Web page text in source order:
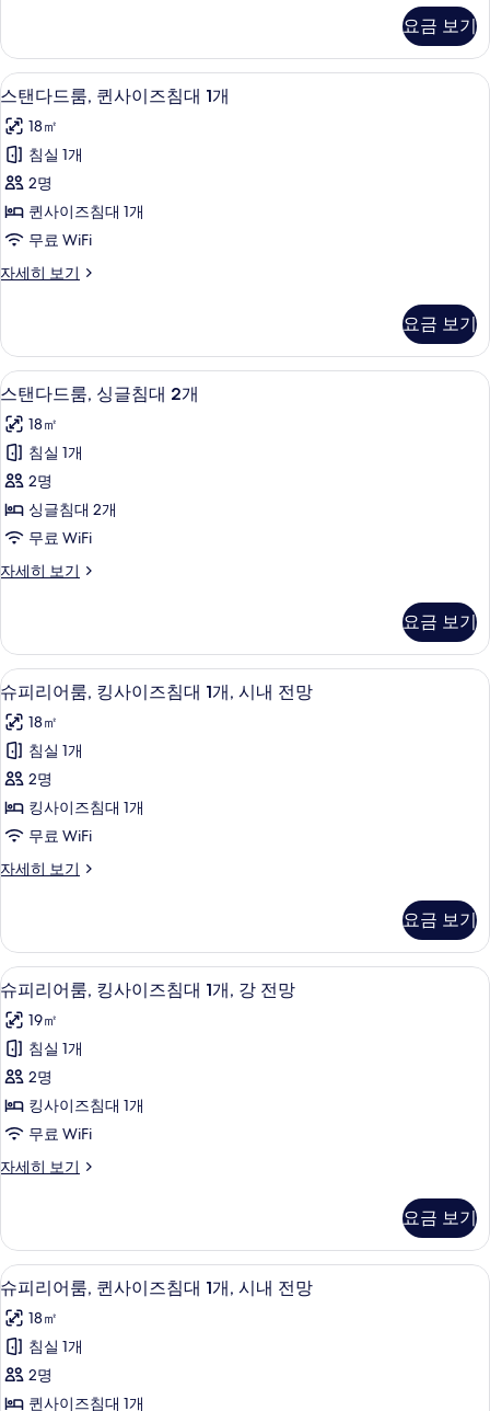
두
보
기
히
보
기
침
대
1
개
사
진
모
두
보
룸,
킹
사
즈
침
대
개
자
세
히
요금 보기
스
탠
다
드
룸,
퀸
이
침
대
1
개
사
진
모
두
보
스탠다드룸, 퀸사이즈침대 1개 | 객실
9
스탠다드룸, 퀸사이즈침대 1개
18㎡
침실 1개
2명
퀸사이즈침대 1개
무료 WiFi
자세히 보기
스
룸,
퀸
사
즈
침
대
개
자
세
히
요금 보기
스
탠
다
드
룸,
싱
침
2
개
사
진
모
두
보
기
스탠다드룸, 싱글침대 2개 | 객실 내
10
스탠다드룸, 싱글침대 2개
18㎡
침실 1개
2명
싱글침대 2개
무료 WiFi
자세히 보기
스
룸,
싱
글
침
대
2
개
자
세
히
보
기
요금 보기
슈
피
리
어
룸,
킹
이
침
대
1
개,
시
내
전
망
사
두
보
기
객실 내 금고, 책상, 방음 설비, 다리미/
10
슈피리어룸, 킹사이즈침대 1개, 시내 전망
18㎡
침실 1개
2명
킹사이즈침대 1개
무료 WiFi
자세히 보기
슈
룸,
킹
사
이
즈
침
대
개,
시
내
전
히
보
기
요금 보기
슈
피
리
어
룸,
킹
이
침
대
1
개,
강
전
망
슈피리어룸, 킹사이즈침대 1개, 강 전
12
슈피리어룸, 킹사이즈침대 1개, 강 전망
19㎡
침실 1개
2명
킹사이즈침대 1개
무료 WiFi
자세히 보기
슈
룸,
킹
사
이
즈
침
대
개,
요금 보기
슈
피
리
어
룸,
객실 내 금고, 책상, 방음 설비, 다리미/
11
슈피리어룸, 퀸사이즈침대 1개, 시내 전망
18㎡
침실 1개
2명
퀸사이즈침대 1개